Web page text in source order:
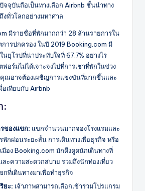
จจุบันถือเป็นทางเลือก Airbnb ชั้นนำทาง
งทั่วโลกอย่างมหาศาล
มีรายชื่อที่พักมากกว่า 28 ล้านรายการใน
การปกครอง ในปี 2019 Booking.com มี
นยุโรปที่น่าประทับใจที่ 67.7% อย่างไร
อร์มไม่ได้เจาะจงไปที่การเช่าที่พักในช่วง
ณอาจต้องเผชิญการแข่งขันที่มากขึ้นและ
อเทียบกับ Airbnb
:
ของแขก: แขกจำนวนมากจองโรงแรมและ
กผ่อนระยะสั้น การเดินทางเพื่อธุรกิจ หรือ
มือง Booking.com มักดึงดูดนักเดินทางที่
ละความสะดวกสบาย รวมถึงนักท่องเที่ยว
กที่เดินทางมาเพื่อทำธุรกิจ
ยะ: เจ้าภาพสามารถเลือกเข้าร่วมโปรแกรม